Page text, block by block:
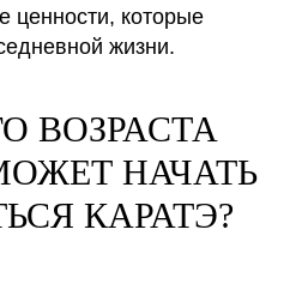
ценности, которые
жизни.
ВОЗРАСТА
НАЧАТЬ
КАРАТЭ?